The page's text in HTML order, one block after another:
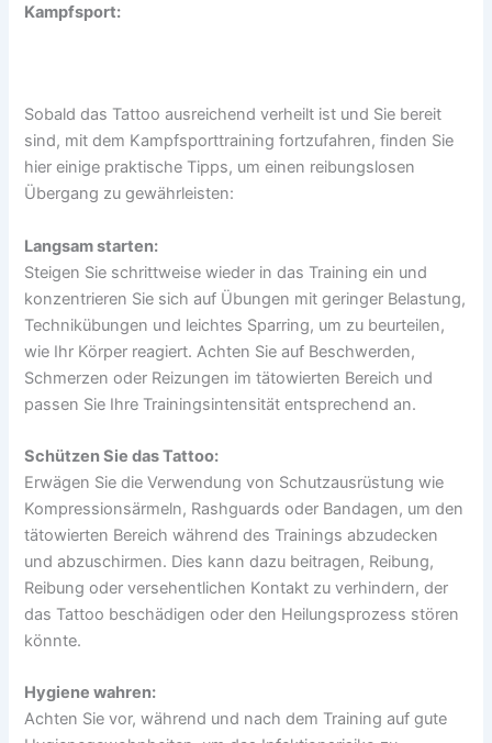
Kampfsport:
Sobald das Tattoo ausreichend verheilt ist und Sie bereit
sind, mit dem Kampfsporttraining fortzufahren, finden Sie
hier einige praktische Tipps, um einen reibungslosen
Übergang zu gewährleisten:
Langsam starten:
Steigen Sie schrittweise wieder in das Training ein und
konzentrieren Sie sich auf Übungen mit geringer Belastung,
Technikübungen und leichtes Sparring, um zu beurteilen,
wie Ihr Körper reagiert. Achten Sie auf Beschwerden,
Schmerzen oder Reizungen im tätowierten Bereich und
passen Sie Ihre Trainingsintensität entsprechend an.
Schützen Sie das Tattoo:
Erwägen Sie die Verwendung von Schutzausrüstung wie
Kompressionsärmeln, Rashguards oder Bandagen, um den
tätowierten Bereich während des Trainings abzudecken
und abzuschirmen. Dies kann dazu beitragen, Reibung,
Reibung oder versehentlichen Kontakt zu verhindern, der
das Tattoo beschädigen oder den Heilungsprozess stören
könnte.
Hygiene wahren:
Achten Sie vor, während und nach dem Training auf gute